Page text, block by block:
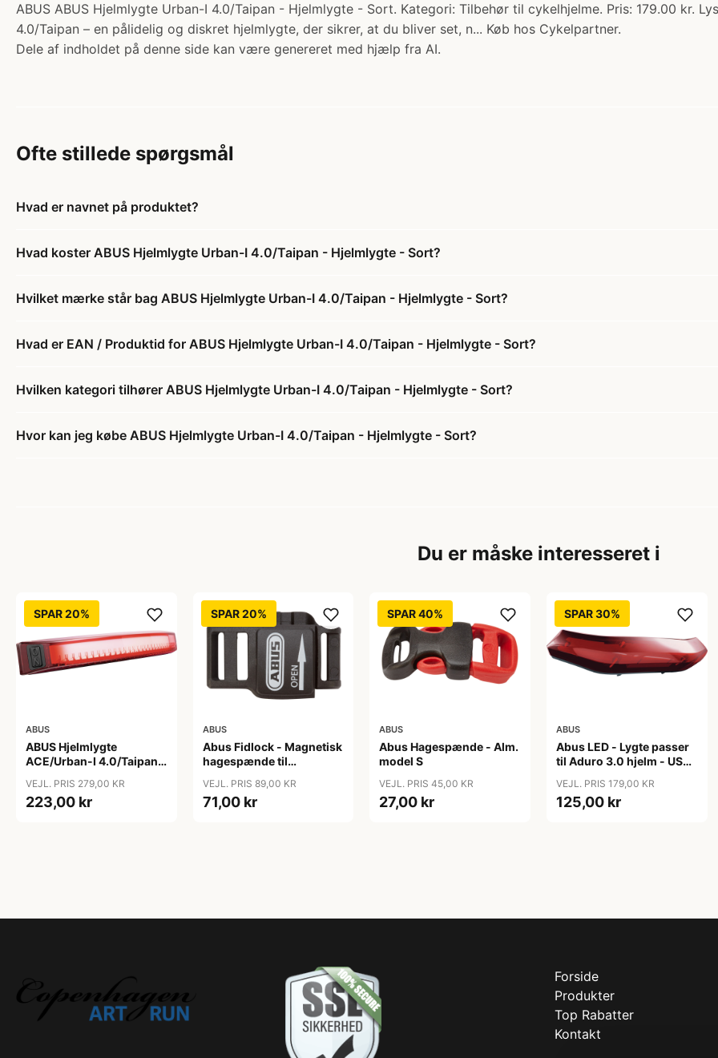
ABUS ABUS Hjelmlygte Urban-I 4.0/Taipan - Hjelmlygte - Sort. Kategori: Tilbehør til cykelhjelme. Pris: 179.00 kr.
4.0/Taipan – en pålidelig og diskret hjelmlygte, der sikrer, at du bliver set, n... Køb hos Cykelpartner.
Dele af indholdet på denne side kan være genereret med hjælp fra AI.
Ofte stillede spørgsmål
Hvad er navnet på produktet?
Hvad koster ABUS Hjelmlygte Urban-I 4.0/Taipan - Hjelmlygte - Sort?
Hvilket mærke står bag ABUS Hjelmlygte Urban-I 4.0/Taipan - Hjelmlygte - Sort?
Hvad er EAN / Produktid for ABUS Hjelmlygte Urban-I 4.0/Taipan - Hjelmlygte - Sort?
Hvilken kategori tilhører ABUS Hjelmlygte Urban-I 4.0/Taipan - Hjelmlygte - Sort?
Hvor kan jeg købe ABUS Hjelmlygte Urban-I 4.0/Taipan - Hjelmlygte - Sort?
Du er måske interesseret i
SPAR 20%
ABUS
ABUS Hjelmlygte
ACE/Urban-I 4.0/Taipan -
VEJL. PRIS 279,00 KR
223,00 kr
SPAR 20%
ABUS
Abus Fidlock - Magnetisk
hagespænde til
VEJL. PRIS 89,00 KR
71,00 kr
SPAR 40%
ABUS
Abus Hagespænde - Alm.
model S
VEJL. PRIS 45,00 KR
27,00 kr
SPAR 30%
ABUS
Abus LED - Lygte passer
til Aduro 3.0 hjelm - USB
VEJL. PRIS 179,00 KR
125,00 kr
Forside
Produkter
Top Rabatter
Kontakt